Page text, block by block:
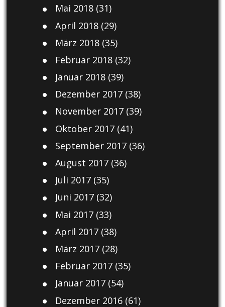
Mai 2018(31)
April 2018(29)
März 2018(35)
Februar 2018(32)
Januar 2018(39)
Dezember 2017(38)
November 2017(39)
Oktober 2017(41)
September 2017(36)
August 2017(36)
Juli 2017(35)
Juni 2017(32)
Mai 2017(33)
April 2017(38)
März 2017(28)
Februar 2017(35)
Januar 2017(54)
Dezember 2016(61)